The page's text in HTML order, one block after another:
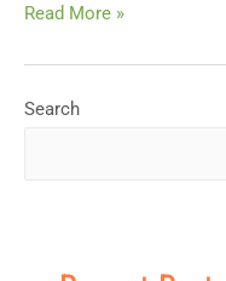
Cara
Penangkal
Petir
Read More »
Search